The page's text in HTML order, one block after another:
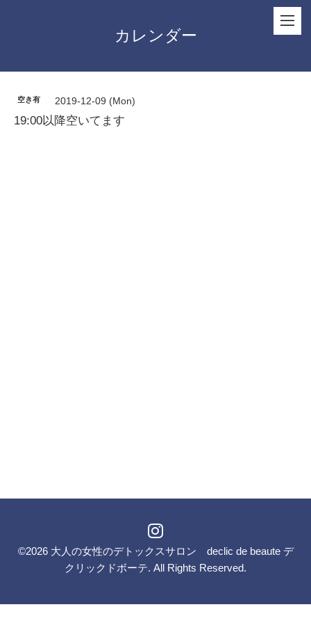
カレンダー
空き有 2019-12-09 (Mon)
19:00以降空いてます
©2026 大人の女性のデトックスサロン declic de beaute デ
クリックドボーテ. All Rights Reserved.